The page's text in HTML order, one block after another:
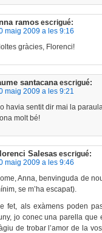
ramos escrigué:
maig 2009 a les 9:16
gràcies, Florenci!
santacana escrigué:
maig 2009 a les 9:21
havia sentit dir mai la
molt bé!
Salesas escrigué:
maig 2009 a les 9:46
Anna, benvinguda de
se m’ha escapat).
fet, als exàmens poden
jo conec una parella que
de trobar l’amor de la